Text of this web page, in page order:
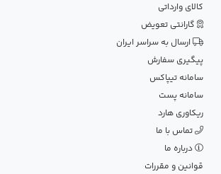
کالای وارداتی
گارانتی تعویض
ارسال به سراسر ایران
پیگیری سفارش
سامانه تیپاکس
سامانه پست
ریکاوری هارد
تماس با ما
درباره ما
قوانین و مقررات